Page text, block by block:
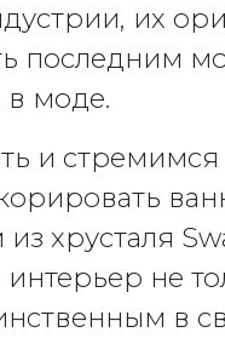
их
последним
в моде.
и стремимся
хрусталя
не
в